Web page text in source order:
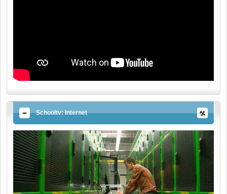
Schooltv: Internet